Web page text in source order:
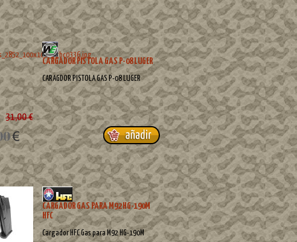
CARGADOR PISTOLA GAS P-08 LUGER
CARAGDOR PISTOLA GAS P-08 LUGER
31,00 €
CARGADOR GAS PARA M92 HG-190M
HFC
Cargador HFC Gas para M92 HG-190M